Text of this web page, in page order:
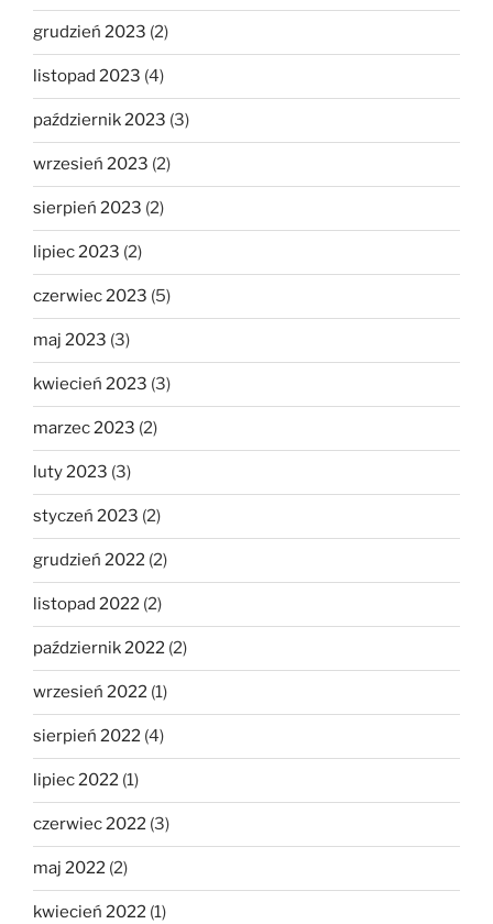
grudzień 2023 (2)
listopad 2023 (4)
październik 2023 (3)
wrzesień 2023 (2)
sierpień 2023 (2)
lipiec 2023 (2)
czerwiec 2023 (5)
maj 2023 (3)
kwiecień 2023 (3)
marzec 2023 (2)
luty 2023 (3)
styczeń 2023 (2)
grudzień 2022 (2)
listopad 2022 (2)
październik 2022 (2)
wrzesień 2022 (1)
sierpień 2022 (4)
lipiec 2022 (1)
czerwiec 2022 (3)
maj 2022 (2)
kwiecień 2022 (1)